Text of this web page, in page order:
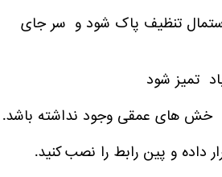
تنظیف پاک شود و سر جای
تمیز شود
خش های عمقی وجود نداشته باشد.
داده و پین رابط را نصب کنید.